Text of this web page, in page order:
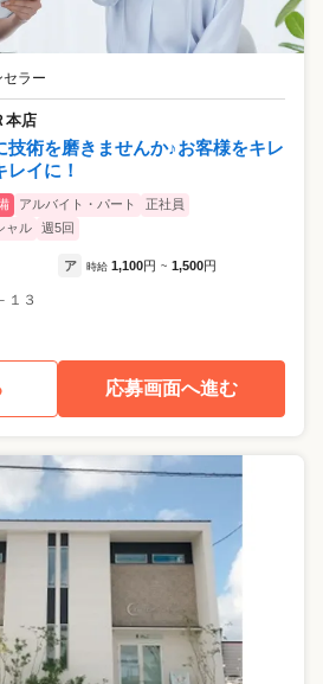
セラー
本店
技術を磨きませんか♪お客様をキレ
イに！
アルバイト・パート
正社員
ャル 週5回
ア 時給 1,100円 ~ 1,500円
１３
応募画面へ進む